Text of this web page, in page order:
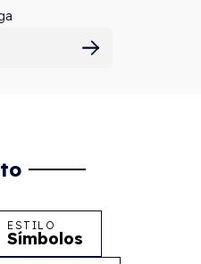
ESTILO
Símbolos